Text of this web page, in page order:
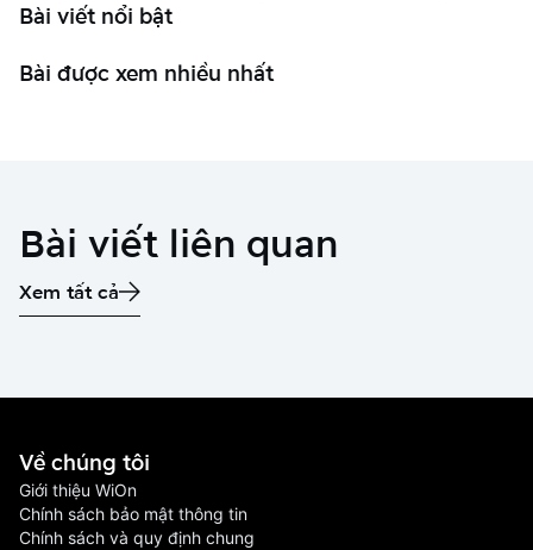
Bài viết nổi bật
Bài được xem nhiều nhất
Bài viết liên quan
Xem tất cả
Về chúng tôi
Giới thiệu WiOn
Chính sách bảo mật thông tin
Chính sách và quy định chung